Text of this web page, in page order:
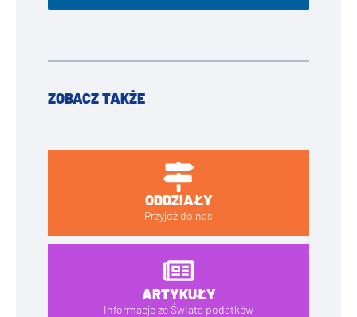
ZOBACZ TAKŻE
ODDZIAŁY
Przyjdź do nas
ARTYKUŁY
Informacje ze Świata podatków